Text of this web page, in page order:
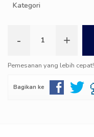
Kategori
- +
Pemesanan yang lebih cepat!
Bagikan ke